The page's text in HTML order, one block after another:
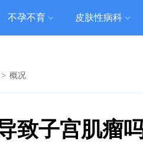
不孕不育 皮肤性病科
> 概况
致子宫肌瘤